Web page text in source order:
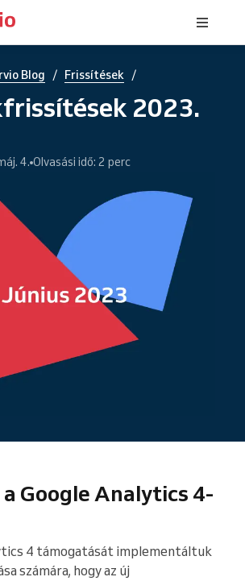
Blog / Frissítések /
2023.
4. Olvasási idő: 2 perc
Google Analytics 4-
4 támogatását implementáltuk
számára, hogy az új